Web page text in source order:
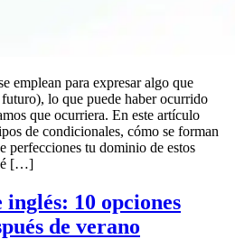
emplean para expresar algo que
lo que puede haber ocurrido
que ocurriera. En este artículo
de condicionales, cómo se forman
perfecciones tu dominio de estos
[…]
10 opciones
de verano